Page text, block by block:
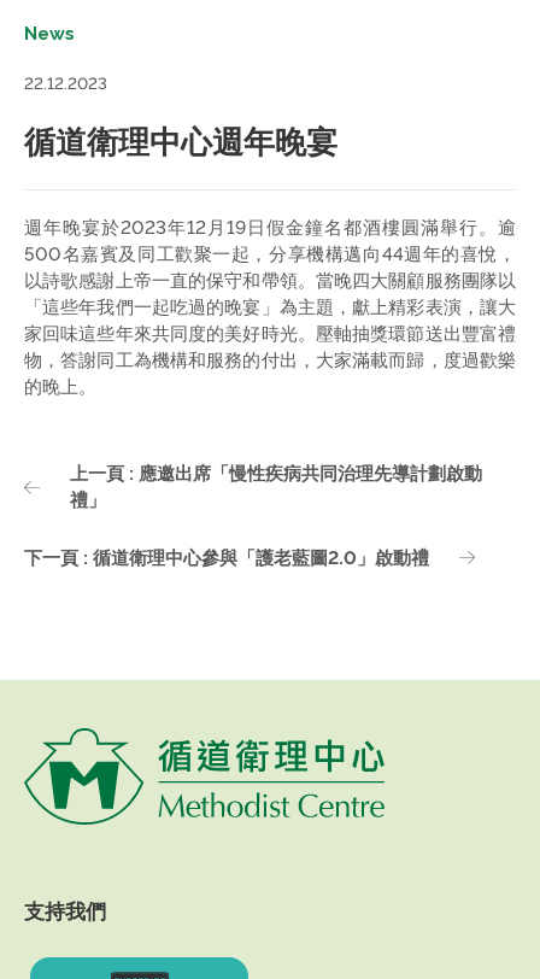
News
22.12.2023
循道衛理中心週年晚宴
週年晚宴於2023年12月19日假金鐘名都酒樓圓滿舉行。逾
500名嘉賓及同工歡聚一起，分享機構邁向44週年的喜悅，
以詩歌感謝上帝一直的保守和帶領。當晚四大關顧服務團隊以
「這些年我們一起吃過的晚宴」為主題，獻上精彩表演，讓大
家回味這些年來共同度的美好時光。壓軸抽獎環節送出豐富禮
物，答謝同工為機構和服務的付出，大家滿載而歸，度過歡樂
的晚上。
上一頁 : 應邀出席「慢性疾病共同治理先導計劃啟動
禮」
下一頁 : 循道衛理中心參與「護老藍圖2.0」啟動禮
支持我們